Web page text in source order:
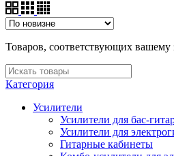
Товаров, соответствующих вашему
Категория
Усилители
Усилители для бас-
Усилители для
Гитарные кабинеты